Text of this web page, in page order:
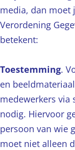
media, dan moet
Verordening
betekent:
Toestemming.
en
medewerkers via
nodig. Hiervoor
persoon van wie
moet niet alleen